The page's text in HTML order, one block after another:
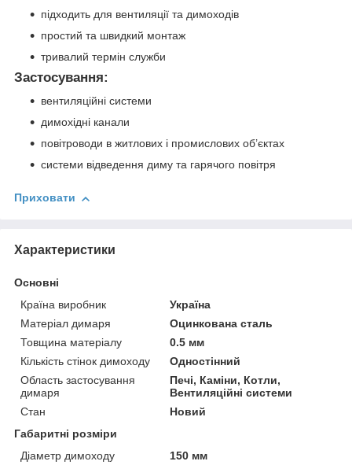
підходить для вентиляції та димоходів
простий та швидкий монтаж
тривалий термін служби
Застосування:
вентиляційні системи
димохідні канали
повітроводи в житлових і промислових об’єктах
системи відведення диму та гарячого повітря
Приховати
Характеристики
Основні
Країна виробник
Україна
Матеріал димаря
Оцинкована сталь
Товщина матеріалу
0.5 мм
Кількість стінок димоходу
Одностінний
Область застосування
димаря
Печі, Каміни, Котли,
Вентиляційні системи
Стан
Новий
Габаритні розміри
Діаметр димоходу
150 мм